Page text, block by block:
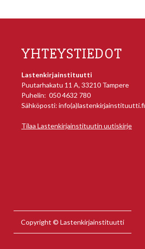
YHTEYSTIEDOT
Lastenkirjainstituutti
Puutarhakatu 11 A, 33210 Tampere
Puhelin: 050 4632 780
Sähköposti: info(a)lastenkirjainstituutti.fi
Tilaa Lastenkirjainstituutin uutiskirje
Copyright © Lastenkirjainstituutti